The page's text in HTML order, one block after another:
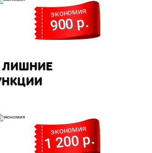
экономия
900 р.
ЛИШНИЕ
экономия
1 200 р.